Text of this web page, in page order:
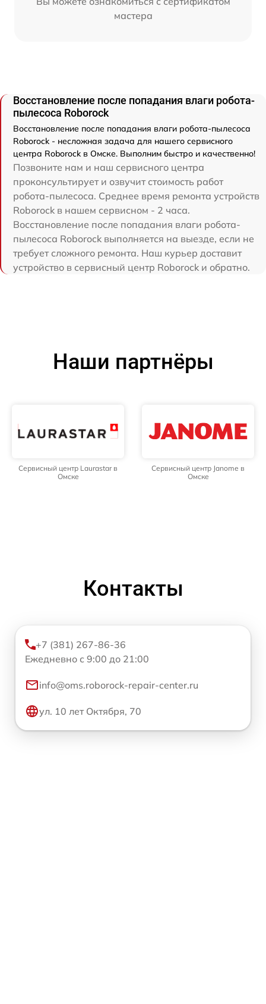
мастера
Восстановление после попадания влаги робота-
пылесоса Roborock
Восстановление после попадания влаги робота-пылесоса
Roborock - несложная задача для нашего сервисного
центра Roborock в Омске. Выполним быстро и качественно!
Позвоните нам и наш сервисного центра
проконсультирует и озвучит стоимость работ
робота-пылесоса. Среднее время ремонта устройств
Roborock в нашем сервисном - 2 часа.
Восстановление после попадания влаги робота-
пылесоса Roborock выполняется на выезде, если не
требует сложного ремонта. Наш курьер доставит
устройство в сервисный центр Roborock и обратно.
Наши партнёры
Сервисный центр Laurastar в
Омске
Сервисный центр Janome в
Омске
Контакты
+7 (381) 267-86-36
Ежедневно с 9:00 до 21:00
info@oms.roborock-repair-center.ru
ул. 10 лет Октября, 70